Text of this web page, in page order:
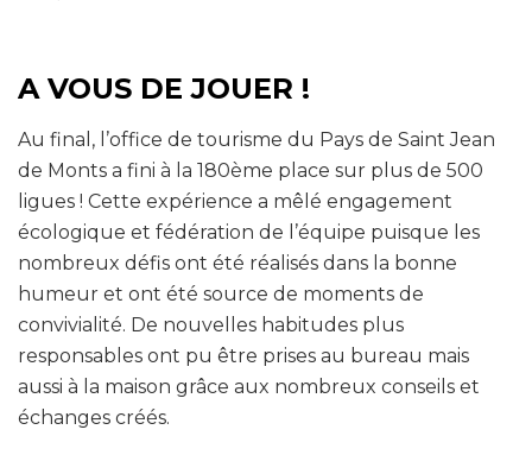
A VOUS DE JOUER !
Au final, l’office de tourisme du Pays de Saint Jean
de Monts a fini à la 180ème place sur plus de 500
ligues ! Cette expérience a mêlé engagement
écologique et fédération de l’équipe puisque les
nombreux défis ont été réalisés dans la bonne
humeur et ont été source de moments de
convivialité. De nouvelles habitudes plus
responsables ont pu être prises au bureau mais
aussi à la maison grâce aux nombreux conseils et
échanges créés.